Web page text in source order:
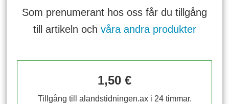
Som prenumerant hos oss får du tillgång
till artikeln och våra andra produkter
1,50 €
Tillgång till alandstidningen.ax i 24 timmar.